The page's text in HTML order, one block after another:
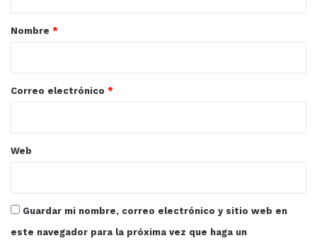
r
*
Nombre *
Correo electrónico *
Web
Guardar mi nombre, correo electrónico y sitio web en
este navegador para la próxima vez que haga un